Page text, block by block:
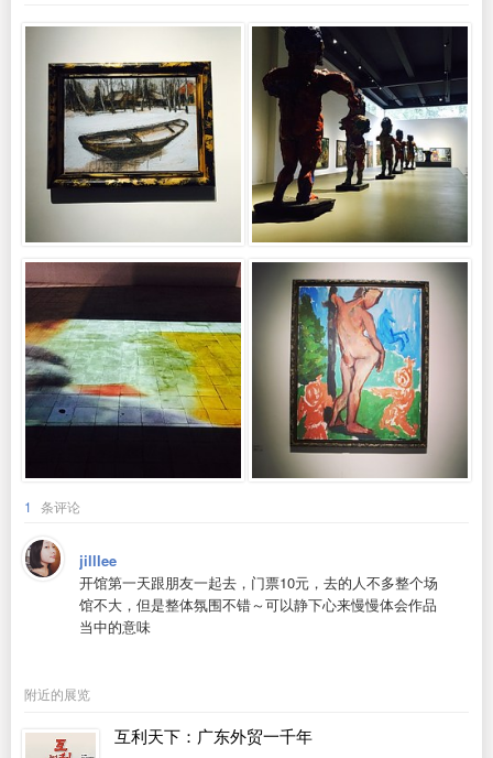
1 条评论
jilllee
开馆第一天跟朋友一起去，门票10元，去的人不多整个场
馆不大，但是整体氛围不错～可以静下心来慢慢体会作品
当中的意味
附近的展览
互利天下：广东外贸一千年